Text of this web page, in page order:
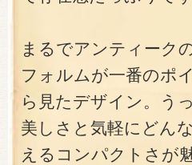
まるでアンティーク
フォルムが一番のポ
ら見たデザイン。う
美しさと気軽にどん
えるコンパクトさが